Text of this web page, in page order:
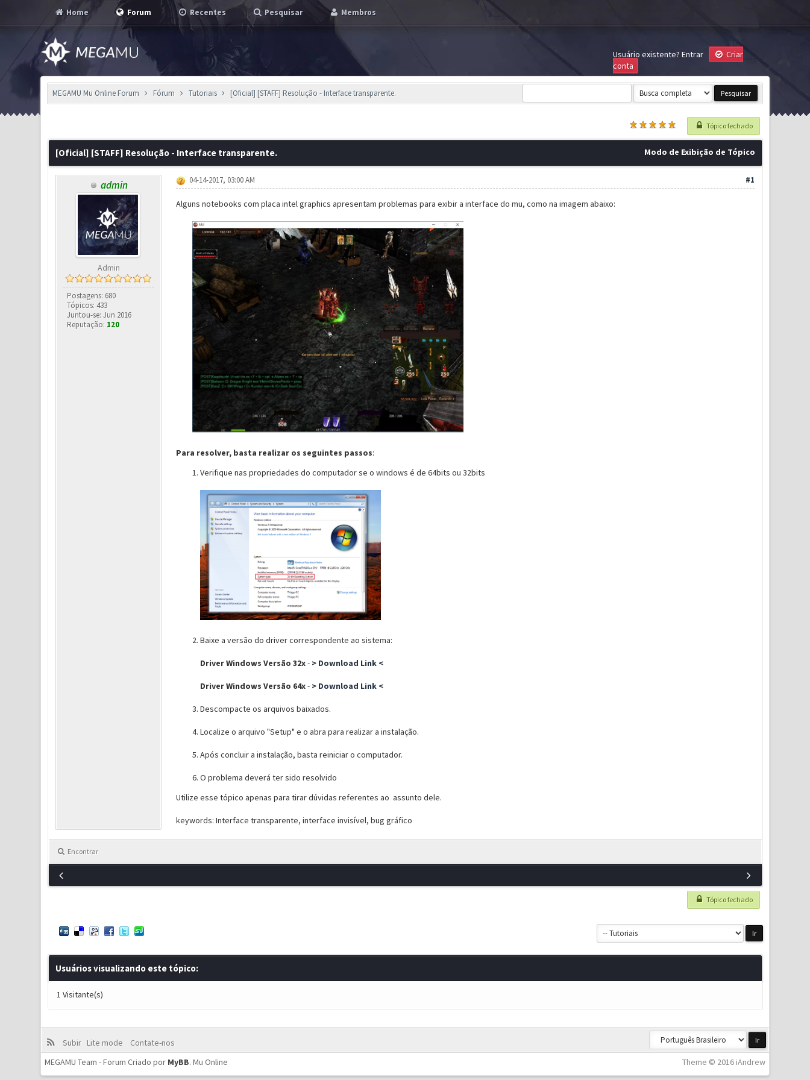
Home Forum Recentes Pesquisar Membros
Usuário existente? Entrar
Criar
conta
MEGAMU Mu Online Forum Fórum Tutoriais [Oficial] [STAFF] Resolução - Interface transparente.
Tópico fechado
Modo de Exibição de Tópico
[Oficial] [STAFF] Resolução - Interface transparente.
admin
Admin
Postagens: 680
Tópicos: 433
Juntou-se: Jun 2016
Reputação: 120
#1
04-14-2017, 03:00 AM
Alguns notebooks com placa intel graphics apresentam problemas para exibir a interface do mu, como na imagem abaixo:
Para resolver, basta realizar os seguintes passos:
Verifique nas propriedades do computador se o windows é de 64bits ou 32bits
Baixe a versão do driver correspondente ao sistema:
Driver Windows Versão 32x- > Download Link <
Driver Windows Versão 64x- > Download Link <
Descompacte os arquivos baixados.
Localize o arquivo "Setup" e o abra para realizar a instalação.
Após concluir a instalação, basta reiniciar o computador.
O problema deverá ter sido resolvido
Utilize esse tópico apenas para tirar dúvidas referentes ao assunto dele.
keywords: Interface transparente, interface invisível, bug gráfico
Encontrar
Tópico fechado
Usuários visualizando este tópico:
1 Visitante(s)
Subir Lite mode
Contate-nos
Theme © 2016 iAndrew
MEGAMU Team - Forum Criado por MyBB.Mu Online